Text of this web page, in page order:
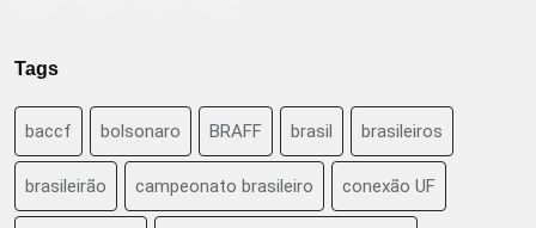
Tags
baccf bolsonaro BRAFF brasil brasileiros
brasileirão campeonato brasileiro conexão UF